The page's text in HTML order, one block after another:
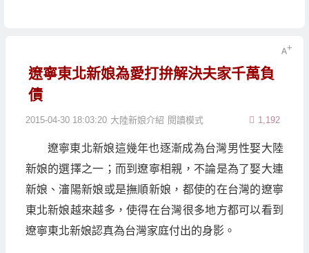
遼寧東北新娘為愛打拚解決夫家千萬負
債
2015-04-30 18:03:20 大陸新娘介紹 1,192
閱讀模式
遼寧東北新娘這幾年也逐漸成為台灣男性娶大陸
新娘的選擇之一；而到遼寧相親，不論是為了娶大連
新娘、瀋陽新娘或是撫順新娘，都使的在台灣的遼寧
東北新娘越來越多，使得在台灣很多地方都可以看到
遼寧東北新娘認真為台灣家庭付出的身影。